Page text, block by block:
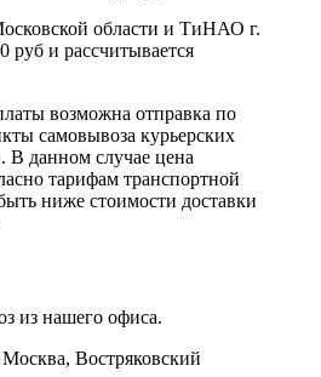
области и ТиНАО г.
руб и рассчитывается
возможна отправка по
самовывоза курьерских
В данном случае цена
тарифам транспортной
ниже стоимости доставки
из нашего офиса.
Востряковский